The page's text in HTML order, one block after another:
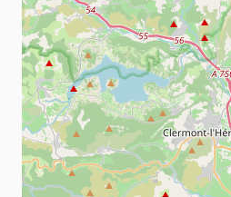
En savoir plus